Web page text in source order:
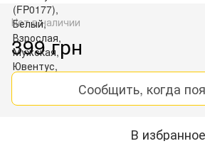
Нет в наличии
399 грн
Сообщить, когда
В избранное